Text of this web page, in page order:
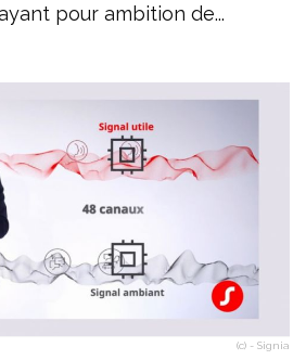
pour ambition de...
(c) - Signia